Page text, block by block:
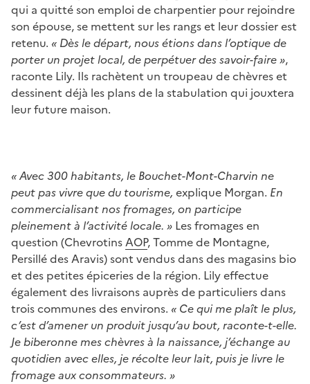
qui a quitté son emploi de charpentier pour rejoindre
son épouse, se mettent sur les rangs et leur dossier est
retenu. « Dès le départ, nous étions dans l’optique de
porter un projet local, de perpétuer des savoir-faire »,
raconte Lily. Ils rachètent un troupeau de chèvres et
dessinent déjà les plans de la stabulation qui jouxtera
leur future maison.
« Avec 300 habitants, le Bouchet-Mont-Charvin ne
peut pas vivre que du tourisme, explique Morgan. En
commercialisant nos fromages, on participe
pleinement à l’activité locale. » Les fromages en
question (ChevrotinsAOP, Tomme de Montagne,
Persillé des Aravis) sont vendus dans des magasins bio
et des petites épiceries de la région. Lily effectue
également des livraisons auprès de particuliers dans
trois communes des environs. « Ce qui me plaît le plus,
c’est d’amener un produit jusqu’au bout, raconte-t-elle.
Je biberonne mes chèvres à la naissance, j’échange au
quotidien avec elles, je récolte leur lait, puis je livre le
fromage aux consommateurs. »